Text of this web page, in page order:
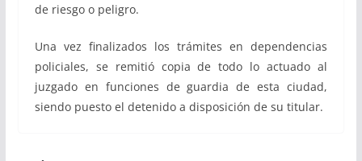
de riesgo o peligro.
Una vez finalizados los trámites en dependencias
policiales, se remitió copia de todo lo actuado al
juzgado en funciones de guardia de esta ciudad,
siendo puesto el detenido a disposición de su titular.